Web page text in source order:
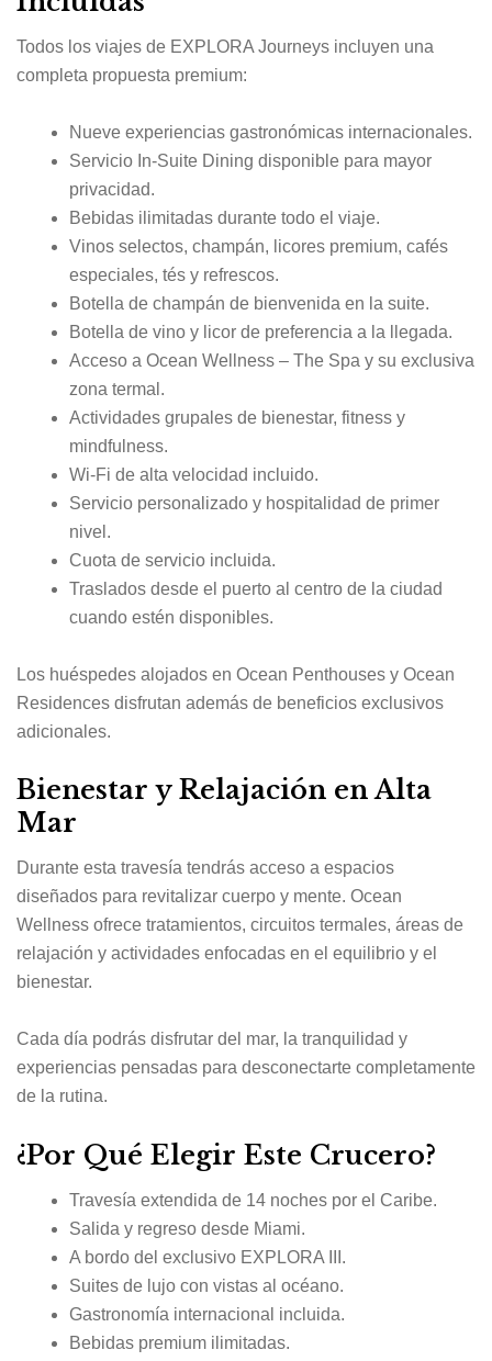
Todos los viajes de EXPLORA Journeys incluyen una
completa propuesta premium:
Nueve experiencias gastronómicas internacionales.
Servicio In-Suite Dining disponible para mayor
privacidad.
Bebidas ilimitadas durante todo el viaje.
Vinos selectos, champán, licores premium, cafés
especiales, tés y refrescos.
Botella de champán de bienvenida en la suite.
Botella de vino y licor de preferencia a la llegada.
Acceso a Ocean Wellness – The Spa y su exclusiva
zona termal.
Actividades grupales de bienestar, fitness y
mindfulness.
Wi-Fi de alta velocidad incluido.
Servicio personalizado y hospitalidad de primer
nivel.
Cuota de servicio incluida.
Traslados desde el puerto al centro de la ciudad
cuando estén disponibles.
Los huéspedes alojados en Ocean Penthouses y Ocean
Residences disfrutan además de beneficios exclusivos
adicionales.
Bienestar y Relajación en Alta
Mar
Durante esta travesía tendrás acceso a espacios
diseñados para revitalizar cuerpo y mente. Ocean
Wellness ofrece tratamientos, circuitos termales, áreas de
relajación y actividades enfocadas en el equilibrio y el
bienestar.
Cada día podrás disfrutar del mar, la tranquilidad y
experiencias pensadas para desconectarte completamente
de la rutina.
¿Por Qué Elegir Este Crucero?
Travesía extendida de 14 noches por el Caribe.
Salida y regreso desde Miami.
A bordo del exclusivo EXPLORA III.
Suites de lujo con vistas al océano.
Gastronomía internacional incluida.
Bebidas premium ilimitadas.